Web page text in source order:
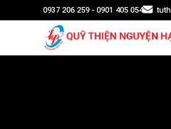
0937 206 259 - 0901 405 054